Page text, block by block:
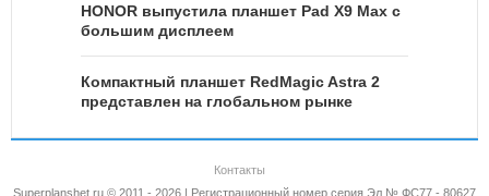
HONOR выпустила планшет Pad X9 Max с
большим дисплеем
Компактный планшет RedMagic Astra 2
представлен на глобальном рынке
Контакты
Superplanshet.ru © 2011 - 2026 | Регистрационный номер серия Эл № ФС77 - 80627